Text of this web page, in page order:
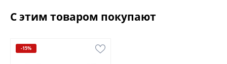
С этим товаром покупают
-15%